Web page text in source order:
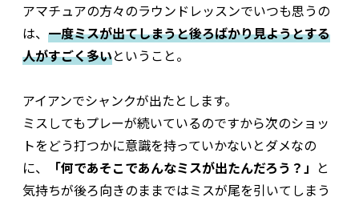
アマチュアの方々のラウンドレッスンでいつも思うの
は、 一度ミスが出てしまうと後ろばかり見ようとする
人がすごく多いということ。
アイアンでシャンクが出たとします。
ミスしてもプレーが続いているのですから次のショッ
トをどう打つかに意識を持っていかないとダメなの
に、
「何であそこであんなミスが出たんだろう？」 と
気持ちが後ろ向きのままではミスが尾を引いてしまう